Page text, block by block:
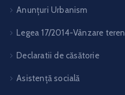
Anunțuri Urbanism
Legea 17/2014-Vânzare teren
Declaratii de căsătorie
Asistență socială